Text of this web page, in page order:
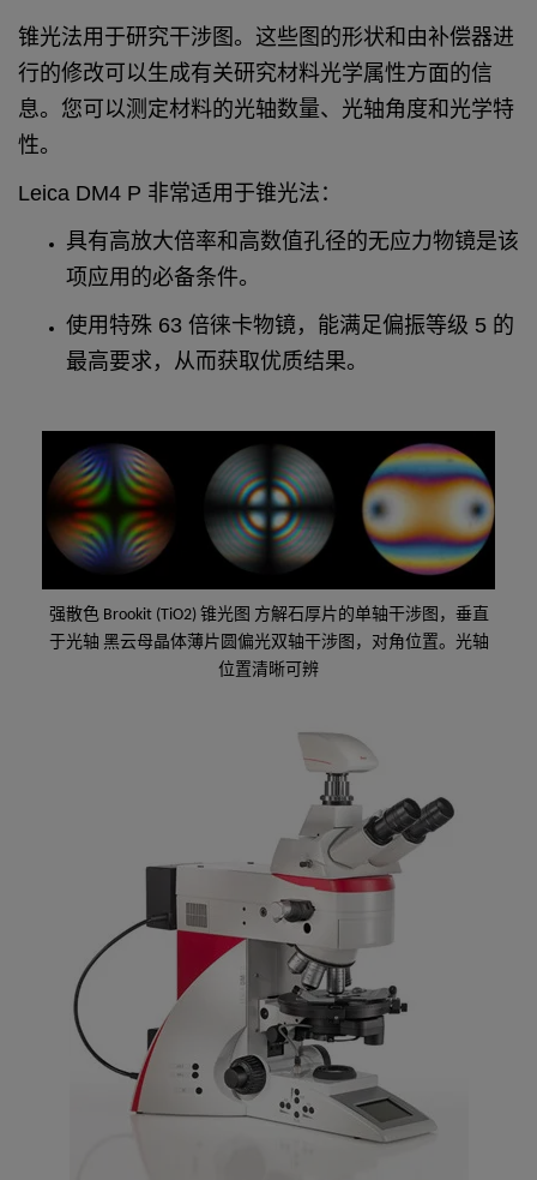
锥光法用于研究干涉图。这些图的形状和由补偿器进
行的修改可以生成有关研究材料光学属性方面的信
息。您可以测定材料的光轴数量、光轴角度和光学特
性。
Leica DM4 P 非常适用于锥光法：
具有高放大倍率和高数值孔径的无应力物镜是该
项应用的必备条件。
使用特殊 63 倍徕卡物镜，能满足偏振等级 5 的
最高要求，从而获取优质结果。
强散色 Brookit (TiO2) 锥光图 方解石厚片的单轴干涉图，垂直
于光轴 黑云母晶体薄片圆偏光双轴干涉图，对角位置。光轴
位置清晰可辨